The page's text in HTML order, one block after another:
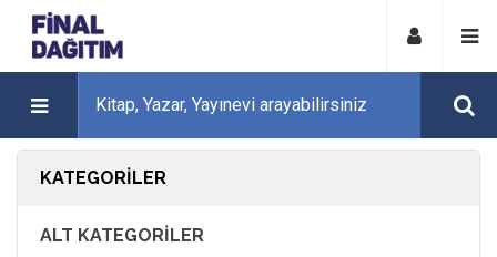
KATEGORILER
ALT KATEGORILER